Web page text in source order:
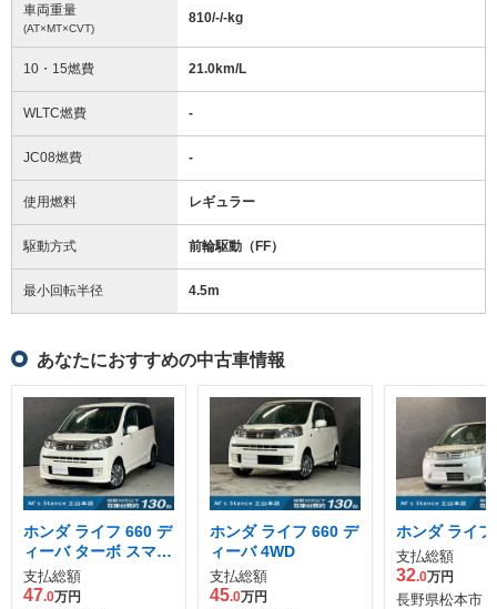
車両重量
(AT×MT×CVT)
810/-/-kg
10・15燃費 21.0km/L
WLTC燃費 -
JC08燃費 -
使用燃料 レギュラー
駆動方式 前輪駆動（FF）
最小回転半径 4.5m
あなたにおすすめの中古車情報
ホンダ ライフ 660 デ
ィーバ ターボ スマー
トスタイル 4WD
支払総額
47.0万円
ホンダ ライフ 660 デ
ィーバ 4WD
支払総額
45.0万円
ホンダ ライ
支払総額
32.0万円
長野県松本市